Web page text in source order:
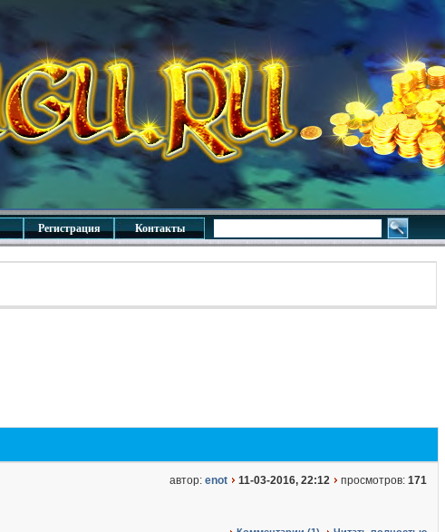
Регистрация Контакты
автор: enot 11-03-2016, 22:12 просмотров: 171